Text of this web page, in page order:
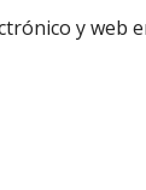
y web